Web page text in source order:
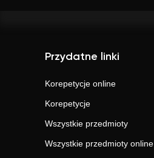
Przydatne linki
Korepetycje online
Korepetycje
Wszystkie przedmioty
Wszystkie przedmioty online